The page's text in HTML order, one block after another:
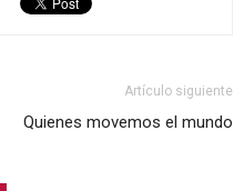
Artículo siguiente
Quienes movemos el mundo